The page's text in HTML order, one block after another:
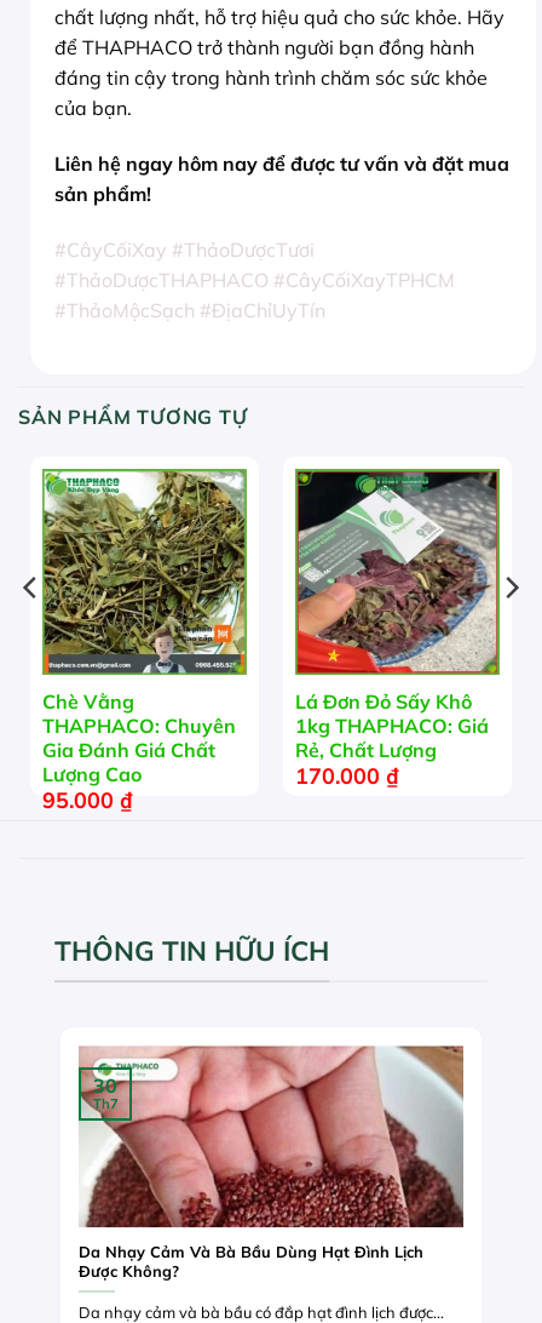
chất lượng nhất, hỗ trợ hiệu quả cho sức khỏe. Hãy
để THAPHACO trở thành người bạn đồng hành
đáng tin cậy trong hành trình chăm sóc sức khỏe
của bạn.
Liên hệ ngay hôm nay để được tư vấn và đặt mua
sản phẩm!
#CâyCốiXay #ThảoDượcTươi
#ThảoDượcTHAPHACO #CâyCốiXayTPHCM
#ThảoMộcSạch #ĐịaChỉUyTín
SẢN PHẨM TƯƠNG TỰ
Chè Vằng
THAPHACO: Chuyên
Gia Đánh Giá Chất
Lượng Cao
95.000 ₫
HẾT HÀNG
Lá Đơn Đỏ Sấy Khô
1kg THAPHACO: Giá
Rẻ, Chất Lượng
170.000 ₫
THÔNG TIN HỮU ÍCH
Da Nhạy Cảm Và Bà Bầu Dùng Hạt Đình Lịch
Được Không?
Da nhạy cảm và bà bầu có đắp hạt đình lịch được...
30
Th7